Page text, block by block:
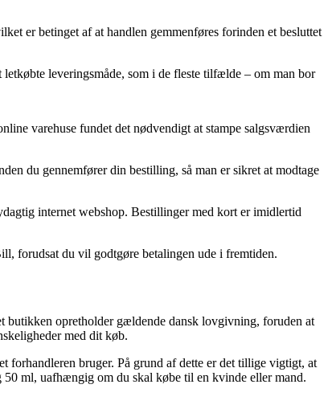
er betinget af at handlen gemmenføres forinden et besluttet
leveringsmåde, som i de fleste tilfælde – om man bor
varehuse fundet det nødvendigt at stampe salgsværdien
du gennemfører din bestilling, så man er sikret at modtage
internet webshop. Bestillinger med kort er imidlertid
forudsat du vil godtgøre betalingen ude i fremtiden.
butikken opretholder gældende dansk lovgivning, foruden at
med dit køb.
forhandleren bruger. På grund af dette er det tillige vigtigt, at
ml, uafhængig om du skal købe til en kvinde eller mand.